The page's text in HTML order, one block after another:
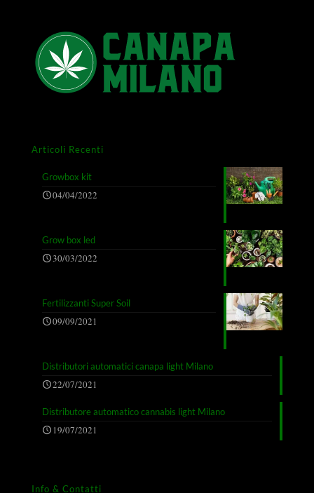
Articoli Recenti
Growbox kit
04/04/2022
Grow box led
30/03/2022
Fertilizzanti Super Soil
09/09/2021
Distributori automatici canapa light Milano
22/07/2021
Distributore automatico cannabis light Milano
19/07/2021
Info & Contatti